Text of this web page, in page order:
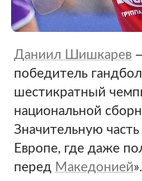
Даниил Шишкарев
победитель
шестикратный
национальной
Значительную
Европе, где даже
перед Македонией